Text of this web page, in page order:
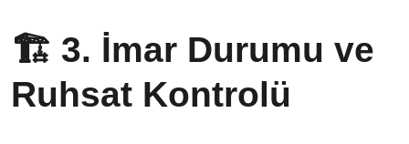
🏗️ 3. İmar Durumu ve
Ruhsat Kontrolü